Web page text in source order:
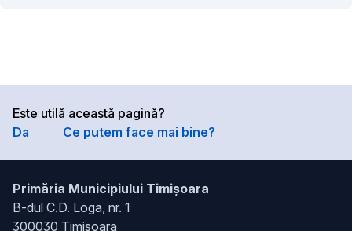
Este utilă această pagină?
Da
Ce putem face mai bine?
Primăria Municipiului Timișoara
B-dul C.D. Loga, nr. 1
300030 Timișoara